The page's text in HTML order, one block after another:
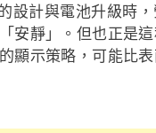
的設計與電池升級時
安靜」。但也正是
顯示策略，可能比